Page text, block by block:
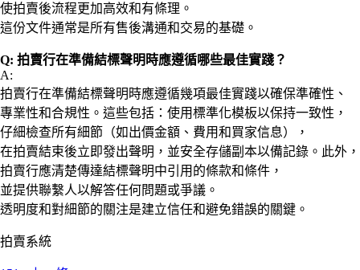
使拍賣後流程更加高效和有條理。
這份文件通常是所有售後溝通和交易的基礎。
Q: 拍賣行在準備結標聲明時應遵循哪些最佳實踐？
A:
拍賣行在準備結標聲明時應遵循幾項最佳實踐以確保準確性、
專業性和合規性。這些包括：使用標準化模板以保持一致性，
仔細檢查所有細節（如出價金額、費用和買家信息），
在拍賣結束後立即發出聲明，並安全存儲副本以備記錄。此外，
拍賣行應清楚傳達結標聲明中引用的條款和條件，
並提供聯繫人以解答任何問題或爭議。
透明度和對細節的關注是建立信任和避免錯誤的關鍵。
拍賣系統